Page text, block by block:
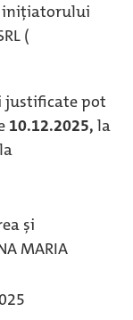
inițiatorului
(
justificate pot
10.12.2025, la
și
MARIA